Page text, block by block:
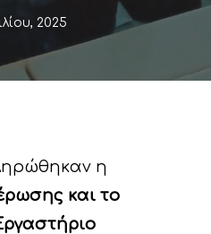
2025
η
και το